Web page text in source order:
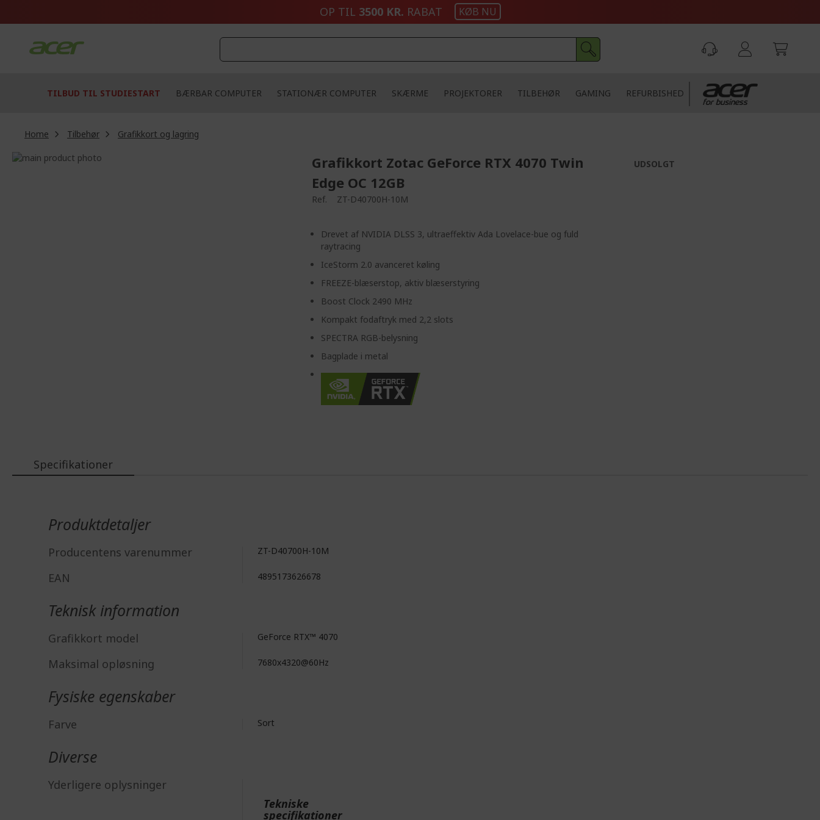
OP TIL 3500 KR. RABAT KØB NU
TILBUD TIL STUDIESTART BÆRBAR COMPUTER STATIONÆR COMPUTER SKÆRME PROJEKTORER TILBEHØR GAMING REFURBISHED
Home Tilbehør
Grafikkort og lagring
Skip
Grafikkort Zotac GeForce RTX 4070 Twin
Edge OC 12GB
Ref. ZT-D40700H-10M
Drevet af NVIDIA DLSS 3, ultraeffektiv Ada Lovelace-bue og fuld
raytracing
IceStorm 2.0 avanceret køling
FREEZE-blæserstop, aktiv blæserstyring
Boost Clock 2490 MHz
Kompakt fodaftryk med 2,2 slots
SPECTRA RGB-belysning
Bagplade i metal
UDSOLGT
Specifikationer
Produktdetaljer
Producentens varenummer ZT-D40700H-10M
EAN 4895173626678
Teknisk information
Grafikkort model GeForce RTX™ 4070
Maksimal opløsning 7680x4320@60Hz
Fysiske egenskaber
Farve Sort
Diverse
Yderligere oplysninger
Tekniske
specifikationer